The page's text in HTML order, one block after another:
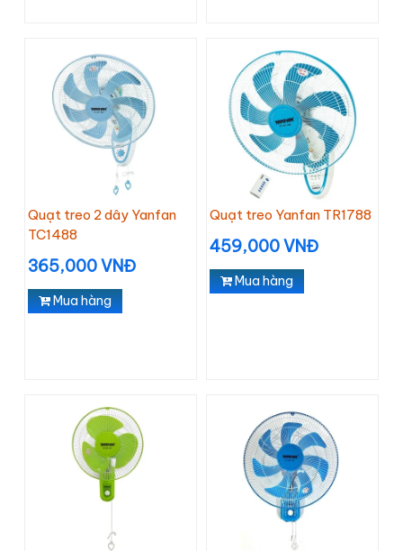
Quạt treo 2 dây Yanfan
TC1488
365,000 VNĐ
Mua hàng
Quạt treo Yanfan TR1788
459,000 VNĐ
Mua hàng